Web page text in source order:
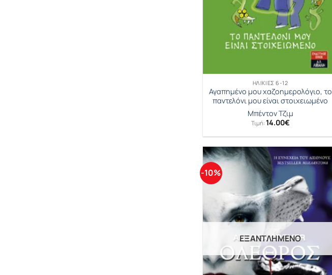
ΗΛΙΚΊΕΣ 6-12
Αγαπημένο μου χαζοημερολόγιο, το
παντελόνι μου είναι στοιχειωμένο
Μπέντον Τζιµ
Τιμή:14.00€
-10%
ΕΞΑΝΤΛΗΜΈΝΟ